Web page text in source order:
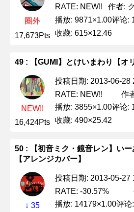
圈外
17,673Pts
RATE: NEW!!
作者:
播放: 9871×1.00评论:
收藏: 615×12.46
49 : 【GUMI】とけいまわり【オ
NEW!!
16,424Pts
投稿日期: 2013-06-28
RATE: NEW!!
作
播放: 3855×1.00评论:
收藏: 490×25.42
50 : 【初音ミク・鏡音レン】い
【アレンジカバー】
↓ 35
投稿日期: 2013-05-27
RATE: -30.57%
播放: 14179×1.00评论